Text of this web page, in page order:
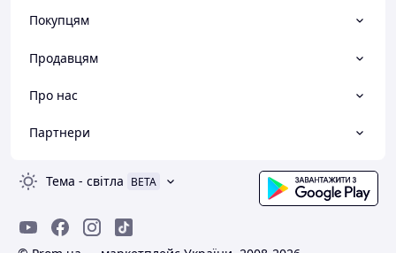
Покупцям
Продавцям
Про нас
Партнери
Тема - світла BETA